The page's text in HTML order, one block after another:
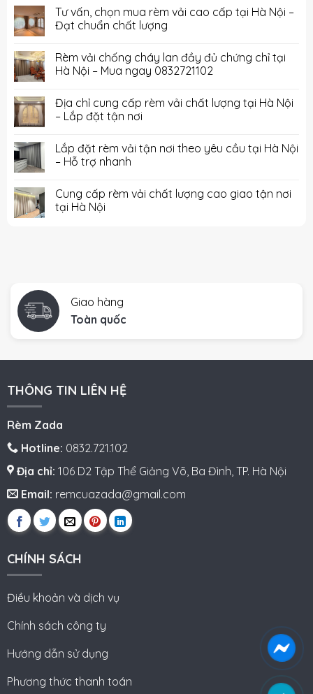
Tư vấn, chọn mua rèm vải cao cấp tại Hà Nội –
Đạt chuẩn chất lượng
Rèm vải chống cháy lan đầy đủ chứng chỉ tại
Hà Nội – Mua ngay 0832721102
Địa chỉ cung cấp rèm vải chất lượng tại Hà Nội
– Lắp đặt tận nơi
Lắp đặt rèm vải tận nơi theo yêu cầu tại Hà Nội
– Hỗ trợ nhanh
Cung cấp rèm vải chất lượng cao giao tận nơi
tại Hà Nội
Giao hàng
Toàn quốc
THÔNG TIN LIÊN HỆ
Rèm Zada
Hotline: 0832.721.102
Địa chỉ: 106 D2 Tập Thể Giảng Võ, Ba Đình, TP. Hà Nội
Email: remcuazada@gmail.com
CHÍNH SÁCH
Điều khoản và dịch vụ
Chính sách công ty
Hướng dẫn sử dụng
Phương thức thanh toán